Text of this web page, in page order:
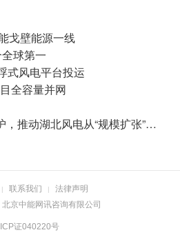
戈壁能源一线
球第一
式风电平台投运
全容量并网
强化规划统筹与生态保护，推动湖北风电从“规模扩张”向“质量效益”转型
| 联系我们 |
法律声明
京中能网讯咨询有限公司
证040220号